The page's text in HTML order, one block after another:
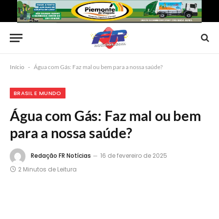
Início - Água com Gás: Faz mal ou bem para a nossa saúde?
BRASIL E MUNDO
Água com Gás: Faz mal ou bem
para a nossa saúde?
Redação FR Notícias
16 de fevereiro de 2025
2 Minutos de Leitura